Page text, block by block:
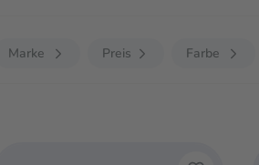
Verwende die Filter, um die Produktliste nach
Marke Preis Farbe